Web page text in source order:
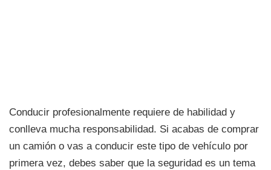
Conducir profesionalmente requiere de habilidad y
conlleva mucha responsabilidad. Si acabas de comprar
un camión o vas a conducir este tipo de vehículo por
primera vez, debes saber que la seguridad es un tema